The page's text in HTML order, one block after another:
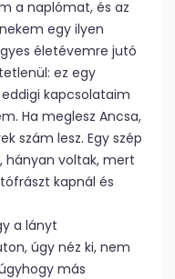
a naplómat, és az
egy ilyen
életévemre jutó
ez egy
kapcsolataim
Ha meglesz Ancsa,
szám lesz. Egy szép
hányan voltak, mert
kapnál és
a lányt
úgy néz ki, nem
más